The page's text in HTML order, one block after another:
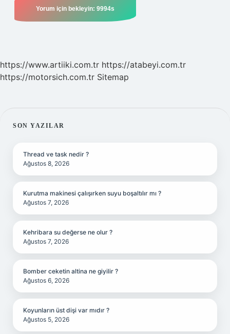
https://www.artiiki.com.tr https://atabeyi.com.tr
https://motorsich.com.tr Sitemap
SIDEBAR
SON YAZILAR
Thread ve task nedir ?
Ağustos 8, 2026
Kurutma makinesi çalışırken suyu boşaltılır mı ?
Ağustos 7, 2026
Kehribara su değerse ne olur ?
Ağustos 7, 2026
Bomber ceketin altina ne giyilir ?
Ağustos 6, 2026
Koyunların üst dişi var mıdır ?
Ağustos 5, 2026